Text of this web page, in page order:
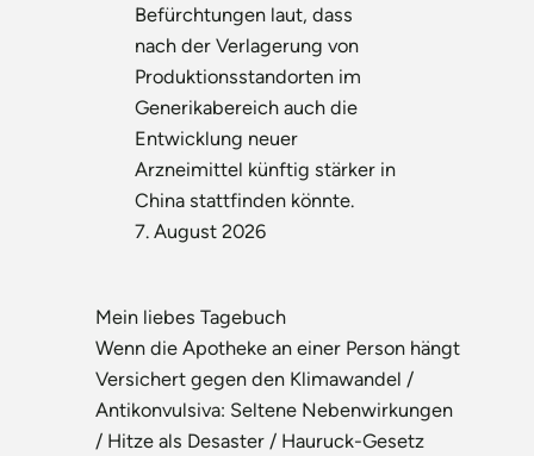
Befürchtungen laut, dass
nach der Verlagerung von
Produktionsstandorten im
Generikabereich auch die
Entwicklung neuer
Arzneimittel künftig stärker in
China stattfinden könnte.
7. August 2026
Mein liebes Tagebuch
Wenn die Apotheke an einer Person hängt
Versichert gegen den Klimawandel /
Antikonvulsiva: Seltene Nebenwirkungen
/ Hitze als Desaster / Hauruck-Gesetz